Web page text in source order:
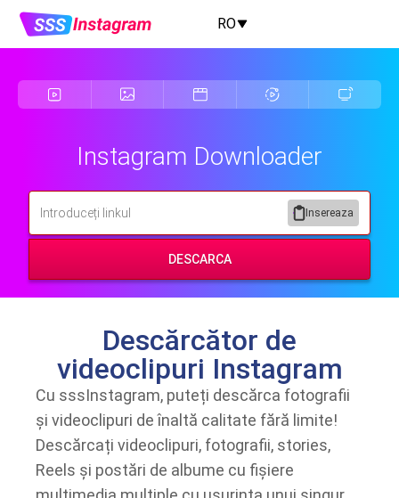
RO
Instagram Downloader
Insereaza
DESCARCA
Descărcător de
videoclipuri Instagram
Cu sssInstagram, puteți descărca fotografii
și videoclipuri de înaltă calitate fără limite!
Descărcați videoclipuri, fotografii, stories,
Reels și postări de albume cu fișiere